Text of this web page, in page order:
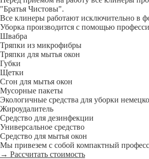
"Братья Чистовы".
Все клинеры работают исключительно в
Уборка производится с помощью
Швабра
Тряпки из микрофибры
Тряпки для мытья окон
Губки
Щетки
Сгон для мытья окон
Мусорные пакеты
Экологичные средства для уборки
Жироудалитель
Средство для дезинфекции
Универсальное средство
Средство для мытья окон
Мы привезем с собой компактный
→ Рассчитать стоимость